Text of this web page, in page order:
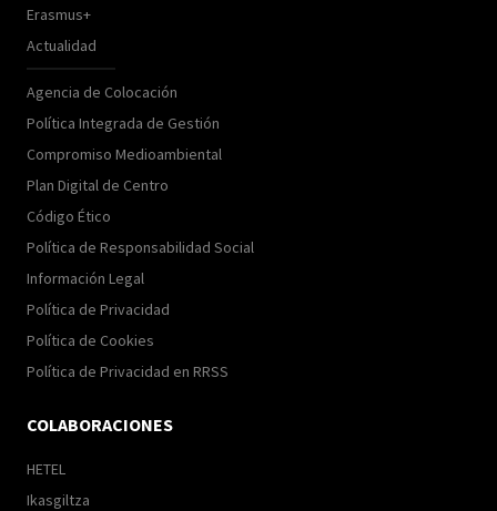
Erasmus+
Actualidad
Agencia de Colocación
Política Integrada de Gestión
Compromiso Medioambiental
Plan Digital de Centro
Código Ético
Política de Responsabilidad Social
Información Legal
Política de Privacidad
Política de Cookies
Política de Privacidad en RRSS
COLABORACIONES
HETEL
Ikasgiltza